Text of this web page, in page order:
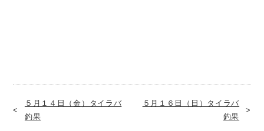
５月１４日（金）タイラバ
釣果
５月１６日（日）タイラバ
釣果